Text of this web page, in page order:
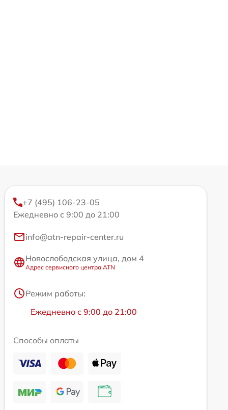
+7 (495) 106-23-05
Ежедневно с 9:00 до 21:00
info@atn-repair-center.ru
Новослободская улица, дом 4
Адрес сервисного центра ATN
Режим работы:
Ежедневно с 9:00 до 21:00
Способы оплаты